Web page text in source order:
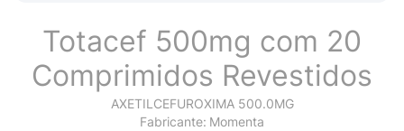
Totacef 500mg com 20
Comprimidos Revestidos
AXETILCEFUROXIMA 500.0MG
Fabricante: Momenta